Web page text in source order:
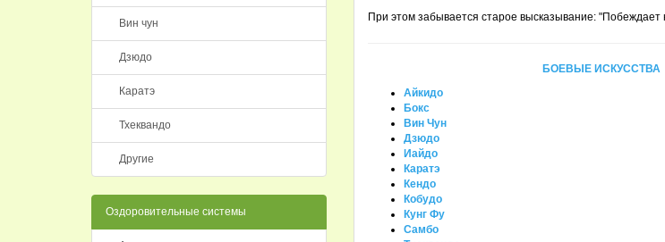
Вин чун
Дзюдо
Каратэ
Тхеквандо
Другие
Оздоровительные системы
При этом забывается старое высказывание: "Побеждает
БОЕВЫЕ ИСКУССТВА
Айкидо
Бокс
Вин Чун
Дзюдо
Иайдо
Каратэ
Кендо
Кобудо
Кунг Фу
Самбо